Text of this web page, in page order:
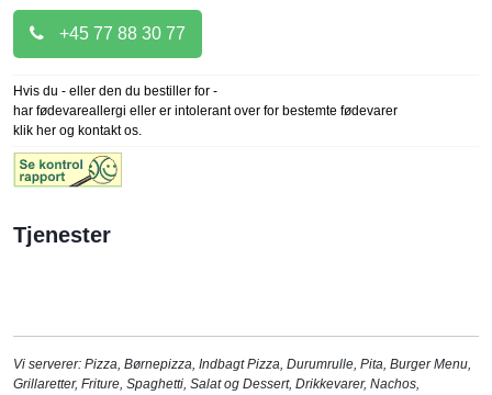
+45 77 88 30 77
Hvis du - eller den du bestiller for -
har fødevareallergi eller er intolerant over for bestemte fødevarer
klik her og kontakt os.
Tjenester
Vi serverer: Pizza, Børnepizza, Indbagt Pizza, Durumrulle, Pita, Burger Menu,
Grillaretter, Friture, Spaghetti, Salat og Dessert, Drikkevarer, Nachos,